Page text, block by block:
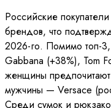
Российские
брендов, что
2026-го. Помимо топ-
Gabbana (+38%), Tom
женщины
мужчины — Versace
Среди сумок и